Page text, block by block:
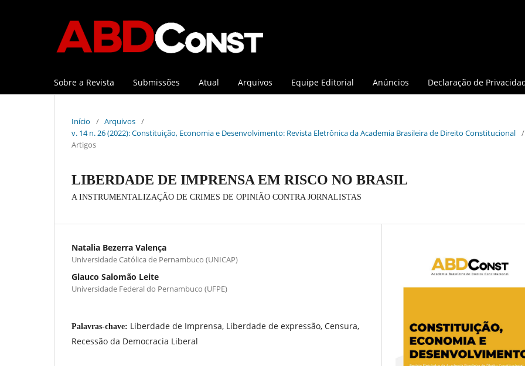
Sobre a Revista Submissões Atual Arquivos Equipe Editorial Anúncios Declaração de
Início / Arquivos /
v. 14 n. 26 (2022): Constituição, Economia e Desenvolvimento: Revista Eletrônica da Academia Brasileira de Direito Constitucional /
Artigos
LIBERDADE DE IMPRENSA EM RISCO NO BRASIL
A INSTRUMENTALIZAÇÃO DE CRIMES DE OPINIÃO CONTRA JORNALISTAS
Natalia Bezerra Valença
Universidade Católica de Pernambuco (UNICAP)
Glauco Salomão Leite
Universidade Federal do Pernambuco (UFPE)
Palavras-chave: Liberdade de Imprensa, Liberdade de expressão, Censura,
Recessão da Democracia Liberal